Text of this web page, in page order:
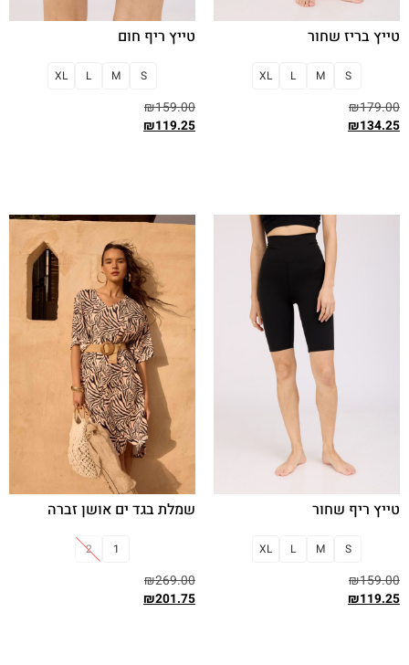
טייץ בריז שחור
S
M
L
XL
₪179.00
₪134.25
טייץ ריף חום
S
M
L
XL
₪159.00
₪119.25
טייץ ריף שחור
S
M
L
XL
₪159.00
₪119.25
שמלת בגד ים אושן זברה
1
2
₪269.00
₪201.75